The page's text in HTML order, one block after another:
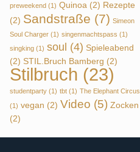
preweekend(1) Quinoa(2) Rezepte
(2) Sandstraße (7) Simeon
Soul Charger(1) singenmachtspass (1)
singking(1) soul (4) Spieleabend
(2) STIL.Bruch Bamberg (2)
Stilbruch (23)
studentparty(1) tbt(1) The Elephant Circus
(1) vegan (2) Video (5) Zocken
(2)